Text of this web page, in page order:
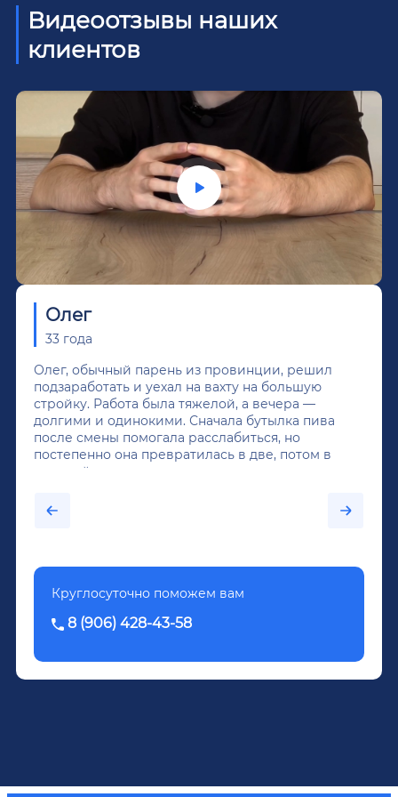
Видеоотзывы наших
клиентов
Олег
33 года
Олег, обычный парень из провинции, решил
подзаработать и уехал на вахту на большую
стройку. Работа была тяжелой, а вечера —
долгими и одинокими. Сначала бутылка пива
после смены помогала расслабиться, но
постепенно она превратилась в две, потом в
крепкий алкоголь, и вот он уже пил почти
было назначено кодирование по методу
Довженко.
Круглосуточно поможем вам
8 (906) 428-43-58